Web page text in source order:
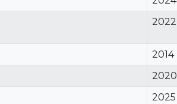
2022
2014
2020
2025